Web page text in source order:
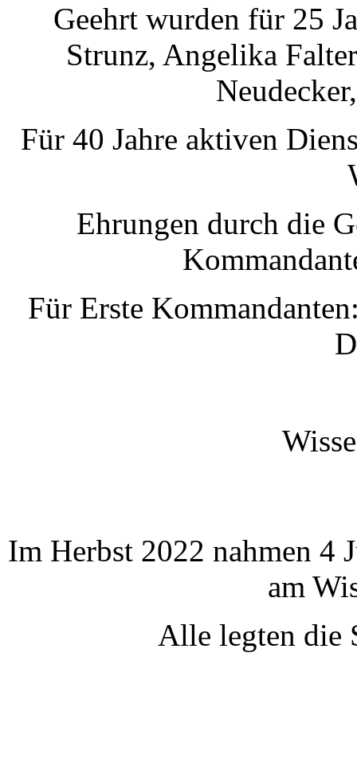
Geehrt wurden für 25
Strunz, Angelika
Für 40 Jahre aktiven
Ehrungen durch die
Für Erste
Im Herbst 2022 nahmen 4
am
Alle legten die